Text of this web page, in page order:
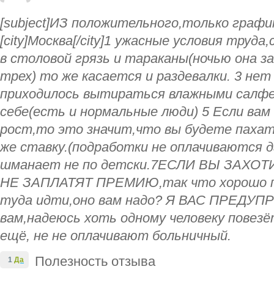
[subject]ИЗ положительного,только
[city]Москва[/city]1 ужасные условия
в столовой грязь и тараканы(ночью она
трех) то же касается и раздевалки. 3
приходилось вытираться влажными
себе(есть и нормальные люди) 5 Если
рост,то это значит,что вы будете
же ставку.(подработки не оплачиваются
шманает не по детски.7ЕСЛИ ВЫ
НЕ ЗАПЛАТЯТ ПРЕМИЮ,так что хорошо
туда идти,оно вам надо? Я ВАС
вам,надеюсь хоть одному человеку
ещё, не не оплачивают больничный.
Полезность отзыва
1 Да